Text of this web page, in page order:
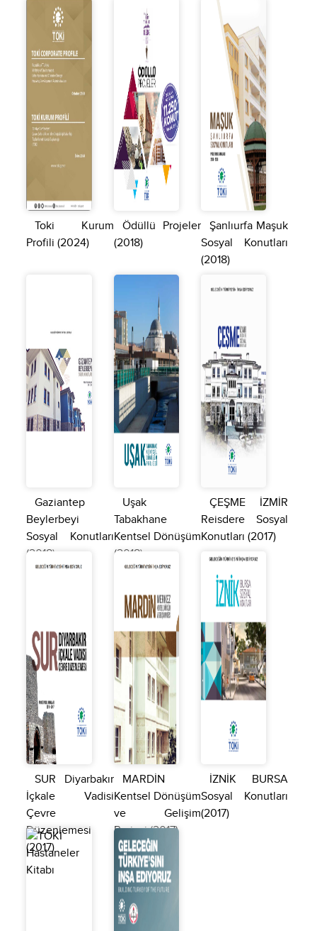
Toki Kurum
Profili (2024)
Ödüllü Projeler
(2018)
Şanlıurfa Maşuk
Sosyal Konutları
(2018)
Gaziantep
Beylerbeyi
Sosyal Konutları
(2018)
Uşak
Tabakhane
Kentsel Dönüşüm
(2018)
ÇEŞME İZMİR
Reisdere Sosyal
Konutları (2017)
SUR Diyarbakır
İçkale Vadisi
Çevre
Düzenlemesi
(2017)
MARDİN
Kentsel Dönüşüm
ve Gelişim
Projesi (2017)
İZNİK BURSA
Sosyal Konutları
(2017)